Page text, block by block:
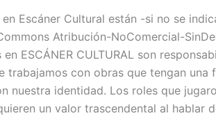
Escáner Cultural están -si no se
Atribución-NoComercial-
ESCÁNER CULTURAL son
trabajamos con obras que tengan una
nuestra identidad. Los roles que
un valor trascendental al hablar